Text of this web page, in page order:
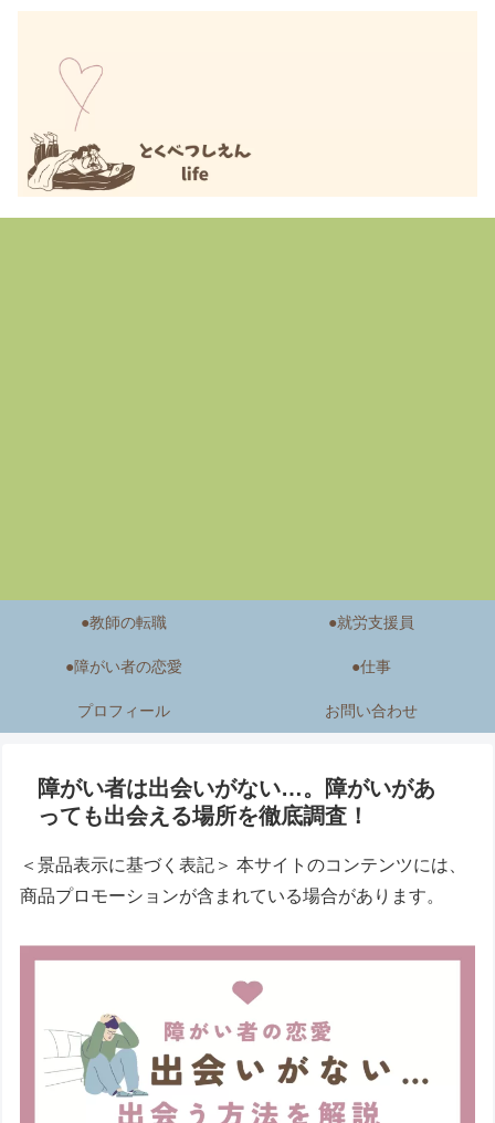
●教師の転職 ●就労支援員
●障がい者の恋愛 ●仕事
プロフィール お問い合わせ
障がい者は出会いがない…。障がいがあ
っても出会える場所を徹底調査！
＜景品表示に基づく表記＞ 本サイトのコンテンツには、
商品プロモーションが含まれている場合があります。